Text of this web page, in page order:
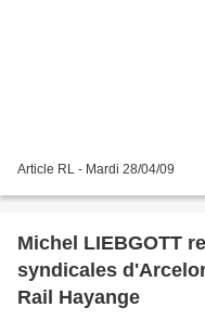
Article RL - Mardi 28/04/09
Michel LIEBGOTT
syndicales
Rail Hayange